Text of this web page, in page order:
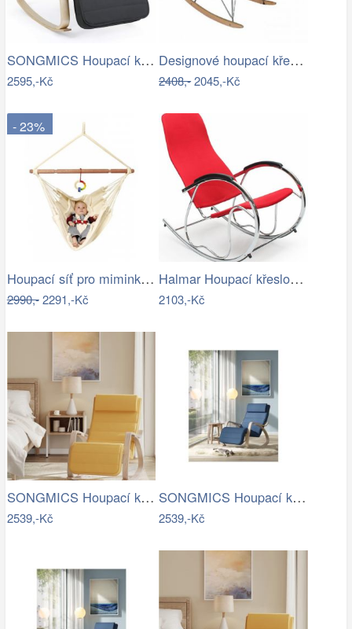
SONGMICS Houpací křeslo Ben šedé
2595,-Kč
Designové houpací křeslo - TK
2408,-2045,-Kč
- 23%
Houpací síť pro miminka La Siesta…
2990,-2291,-Kč
Halmar Houpací křeslo Ben 2 - černé
2103,-Kč
SONGMICS Houpací křeslo polstrované…
2539,-Kč
SONGMICS Houpací křeslo polstrované…
2539,-Kč